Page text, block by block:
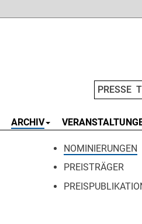
PRESSE
ARCHIV
NOMINIERUNGEN
PREISTRÄGER